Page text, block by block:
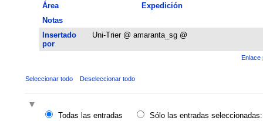
Área
Expedición
Notas
Insertado
por
Uni-Trier @ amaranta_sg @
Enlace
Seleccionar todo Deseleccionar todo
Todas las entradas
Sólo las entradas seleccionadas: